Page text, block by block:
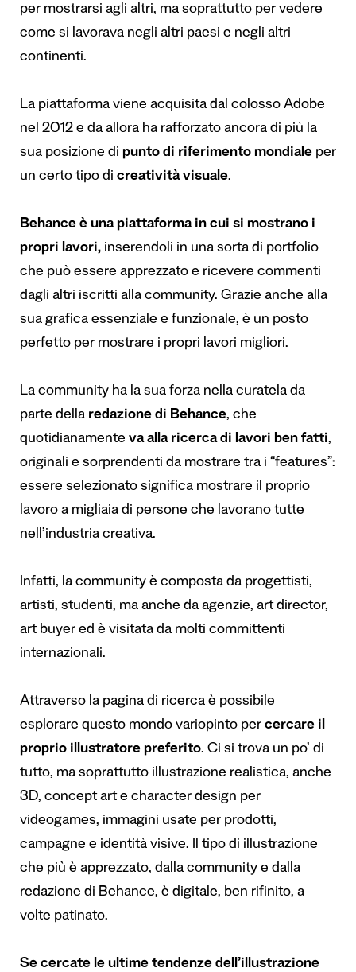
per mostrarsi agli altri, ma soprattutto per vedere
come si lavorava negli altri paesi e negli altri
continenti.
La piattaforma viene acquisita dal colosso Adobe
nel 2012 e da allora ha rafforzato ancora di più la
sua posizione di punto di riferimento mondiale per
un certo tipo di creativitàvisuale.
Behance è una piattaforma in cui si mostrano i
propri lavori, inserendoli in una sorta di portfolio
che può essere apprezzato e ricevere commenti
dagli altri iscritti alla community. Grazie anche alla
sua grafica essenziale e funzionale, è un posto
perfetto per mostrare i propri lavori migliori.
La community ha la sua forza nella curatela da
parte della redazione di Behance, che
quotidianamente va alla ricerca di lavori ben fatti,
originali e sorprendenti da mostrare tra i “features”:
essere selezionato significa mostrare il proprio
lavoro a migliaia di persone che lavorano tutte
nell’industria creativa.
Infatti, la community è composta da progettisti,
artisti, studenti, ma anche da agenzie, art director,
art buyer ed è visitata da molti committenti
internazionali.
Attraverso la pagina di ricerca è possibile
esplorare questo mondo variopinto per cercare il
proprio illustratore preferito. Ci si trova un po’ di
tutto, ma soprattutto illustrazione realistica, anche
3D, concept art e character design per
videogames, immagini usate per prodotti,
campagne e identità visive. Il tipo di illustrazione
che più è apprezzato, dalla community e dalla
redazione di Behance, è digitale, ben rifinito, a
volte patinato.
Se cercate le ultime tendenze dell’illustrazione